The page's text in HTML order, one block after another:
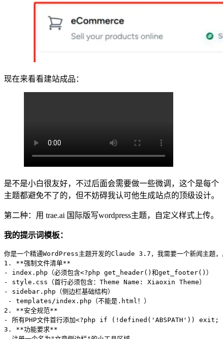
现在来看看建站成品：
是不是小白很友好，不过后面会需要做一些微调，这个是每个
主题都避免不了的，但不妨碍我认可他生成站点的顶级设计。
第二种：用 trae.ai 国际版写wordpress主题，自定义样式上传。
我的提示词模板：
你是一个精通WordPress主题开发的Claude 3.7，我需要一个新闻主
1. **强制文件清单**
- index.php（必须包含<?php get_header()和
- style.css（首行必须包含：Theme Name: Xiaoxin Theme
- sidebar.php（侧边栏基础结构）
- templates/index.php（不能是.html！）
2. **安全规范**
- 所有PHP文件首行添加<?php if (!defined('ABSPATH'))
3. **功能要求**